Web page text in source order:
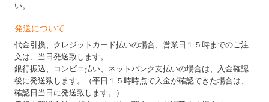
い。
発送について
代金引換、クレジットカード払いの場合、営業日１５時までのご注
文は、当日発送致します。
銀行振込、コンビニ払い、ネットバンク支払いの場合は、入金確認
後に発送致します。（平日１５時時点で入金が確認できた場合は、
確認日当日に発送致します。）